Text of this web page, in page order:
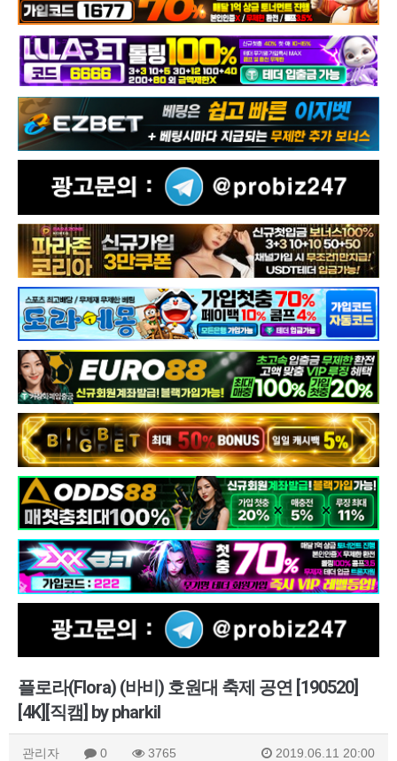
플로라(Flora) (바비) 호원대 축제 공연 [190520]
[4K][직캠] by pharkil
관리자 0 3765 2019.06.11 20:00